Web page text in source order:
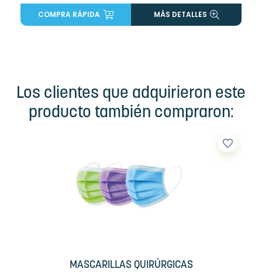
COMPRA RÁPIDA MÁS DETALLES
Los clientes que adquirieron este
producto también compraron:
MASCARILLAS QUIRÚRGICAS
favorite_border